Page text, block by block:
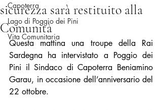
Capoterra
Lago di Poggio dei Pini
Vita Comunitaria
sicurezza sarà restituito alla
Comunità
Questa mattina una troupe della Rai
Sardegna ha intervistato a Poggio dei
Pini il Sindaco di Capoterra Beniamino
Garau, in occasione dell’anniversario del
22 ottobre.